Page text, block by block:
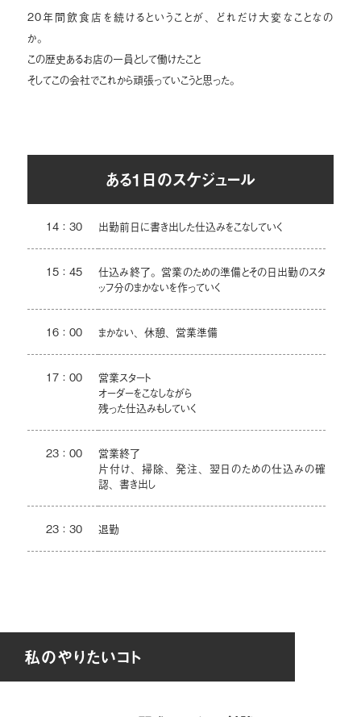
20年間飲食店を続けるということが、どれだけ大変なことなの
か。
この歴史あるお店の一員として働けたこと
そしてこの会社でこれから頑張っていこうと思った。
ある1日のスケジュール
14：30 出勤前日に書き出した仕込みをこなしていく
15：45
仕込み終了。営業のための準備とその日出勤のスタ
ッフ分のまかないを作っていく
16：00 まかない、休憩、営業準備
17：00
営業スタート
オーダーをこなしながら
残った仕込みもしていく
23：00
営業終了
片付け、掃除、発注、翌日のための仕込みの確
認、書き出し
23：30 退勤
私のやりたいコト